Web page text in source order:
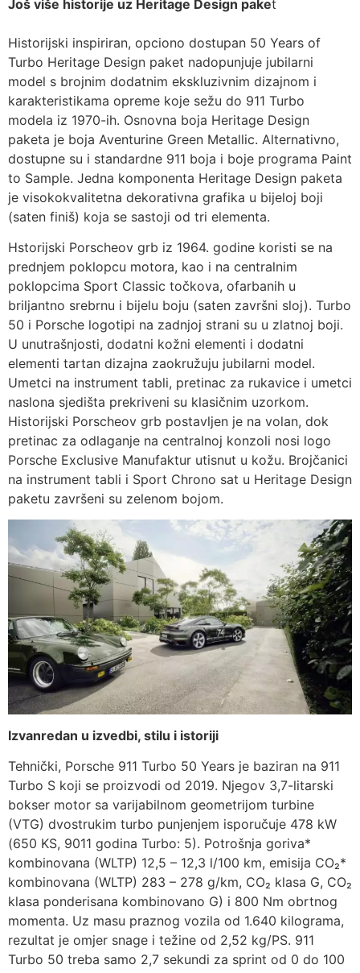
Još više historije uz Heritage Design paket
Historijski inspiriran, opciono dostupan 50 Years of
Turbo Heritage Design paket nadopunjuje jubilarni
model s brojnim dodatnim ekskluzivnim dizajnom i
karakteristikama opreme koje sežu do 911 Turbo
modela iz 1970-ih. Osnovna boja Heritage Design
paketa je boja Aventurine Green Metallic. Alternativno,
dostupne su i standardne 911 boja i boje programa Paint
to Sample. Jedna komponenta Heritage Design paketa
je visokokvalitetna dekorativna grafika u bijeloj boji
(saten finiš) koja se sastoji od tri elementa.
Hstorijski Porscheov grb iz 1964. godine koristi se na
prednjem poklopcu motora, kao i na centralnim
poklopcima Sport Classic točkova, ofarbanih u
briljantno srebrnu i bijelu boju (saten završni sloj). Turbo
50 i Porsche logotipi na zadnjoj strani su u zlatnoj boji.
U unutrašnjosti, dodatni kožni elementi i dodatni
elementi tartan dizajna zaokružuju jubilarni model.
Umetci na instrument tabli, pretinac za rukavice i umetci
naslona sjedišta prekriveni su klasičnim uzorkom.
Historijski Porscheov grb postavljen je na volan, dok
pretinac za odlaganje na centralnoj konzoli nosi logo
Porsche Exclusive Manufaktur utisnut u kožu. Brojčanici
na instrument tabli i Sport Chrono sat u Heritage Design
paketu završeni su zelenom bojom.
Izvanredan u izvedbi, stilu i istoriji
Tehnički, Porsche 911 Turbo 50 Years je baziran na 911
Turbo S koji se proizvodi od 2019. Njegov 3,7-litarski
bokser motor sa varijabilnom geometrijom turbine
(VTG) dvostrukim turbo punjenjem isporučuje 478 kW
(650 KS, 9011 godina Turbo: 5). Potrošnja goriva*
kombinovana (WLTP) 12,5 – 12,3 l/100 km, emisija CO₂*
kombinovana (WLTP) 283 – 278 g/km, CO₂ klasa G, CO₂
klasa ponderisana kombinovano G) i 800 Nm obrtnog
momenta. Uz masu praznog vozila od 1.640 kilograma,
rezultat je omjer snage i težine od 2,52 kg/PS. 911
Turbo 50 treba samo 2,7 sekundi za sprint od 0 do 100